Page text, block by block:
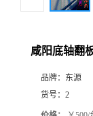
咸阳底轴翻
品牌： 东源
货号： 2